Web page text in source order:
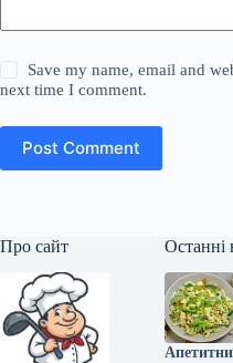
Save my name, email and
next time I comment.
Post Comment
Про сайт Останні